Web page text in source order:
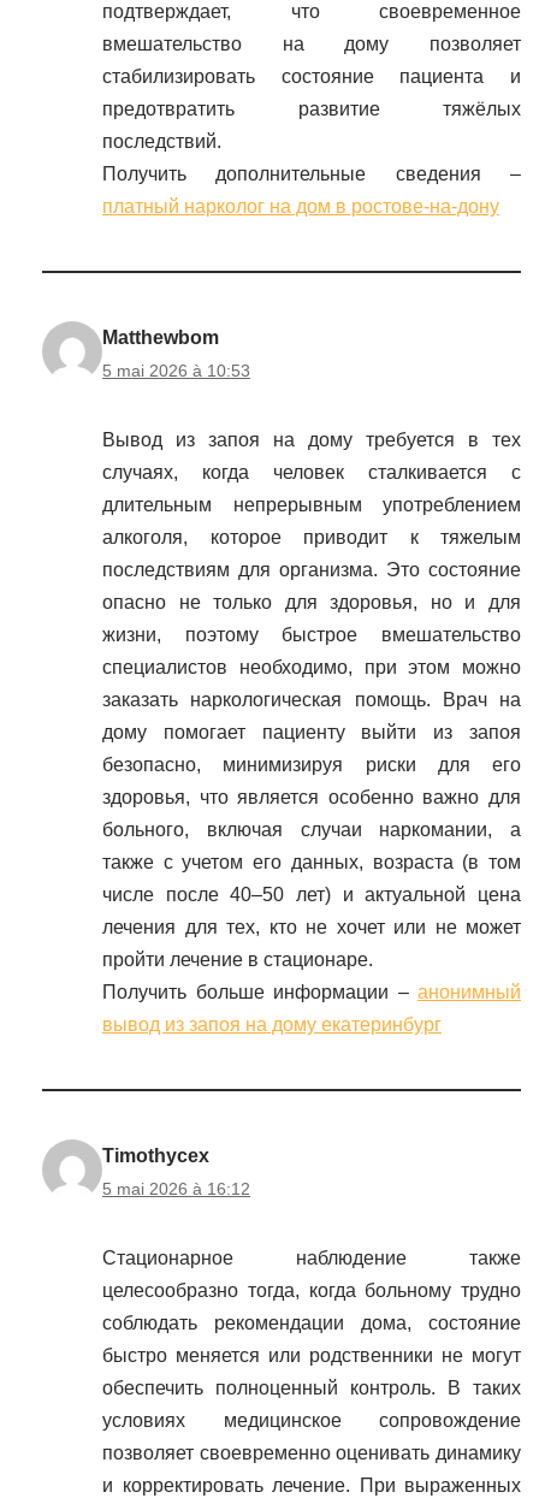
подтверждает, что своевременное
вмешательство на дому позволяет
стабилизировать состояние пациента и
предотвратить развитие тяжёлых
последствий.
Получить дополнительные сведения –
платный нарколог на дом в ростове-на-дону
Matthewbom
5 mai 2026 à 10:53
Вывод из запоя на дому требуется в тех
случаях, когда человек сталкивается с
длительным непрерывным употреблением
алкоголя, которое приводит к тяжелым
последствиям для организма. Это состояние
опасно не только для здоровья, но и для
жизни, поэтому быстрое вмешательство
специалистов необходимо, при этом можно
заказать наркологическая помощь. Врач на
дому помогает пациенту выйти из запоя
безопасно, минимизируя риски для его
здоровья, что является особенно важно для
больного, включая случаи наркомании, а
также с учетом его данных, возраста (в том
числе после 40–50 лет) и актуальной цена
лечения для тех, кто не хочет или не может
пройти лечение в стационаре.
Получить больше информации – анонимный
вывод из запоя на дому екатеринбург
Timothycex
5 mai 2026 à 16:12
Стационарное наблюдение также
целесообразно тогда, когда больному трудно
соблюдать рекомендации дома, состояние
быстро меняется или родственники не могут
обеспечить полноценный контроль. В таких
условиях медицинское сопровождение
позволяет своевременно оценивать динамику
и корректировать лечение. При выраженных